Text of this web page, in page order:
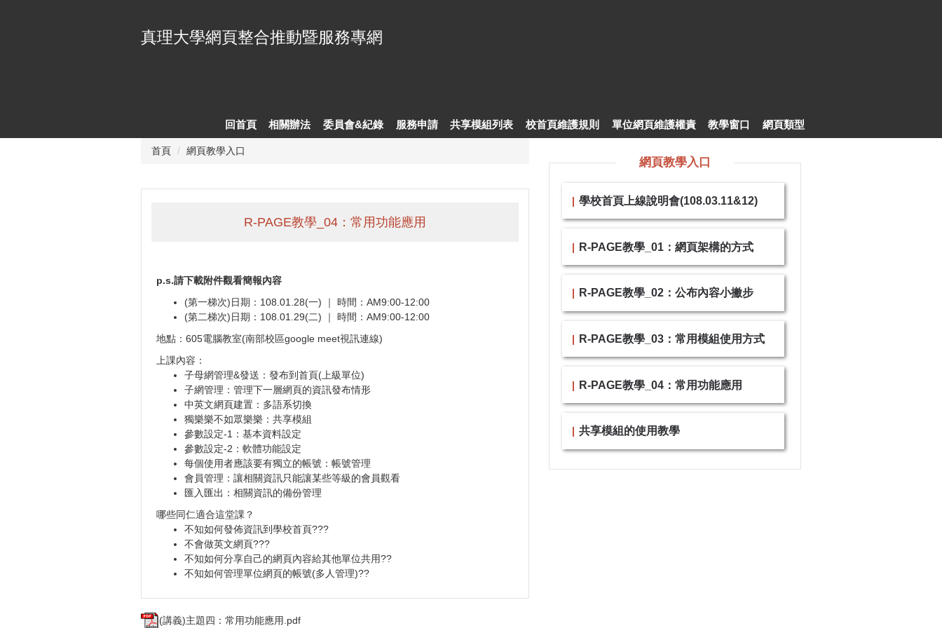
真理大學網頁整合推動暨服務專網
回首頁 相關辦法 委員會&紀錄 服務申請 共享模組列表 校首頁維護規則 單位網頁維護權責 教學窗口 網頁類型
首頁 網頁教學入口
R-PAGE教學_04：常用功能應用
p.s.請下載附件觀看簡報內容
(第一梯次)日期：108.01.28(一) ｜ 時間：AM9:00-12:00
(第二梯次)日期：108.01.29(二) ｜ 時間：AM9:00-12:00
地點：605電腦教室(南部校區google meet視訊連線)
上課內容：
子母網管理&發送：發布到首頁(上級單位)
子網管理：管理下一層網頁的資訊發布情形
中英文網頁建置：多語系切換
獨樂樂不如眾樂樂：共享模組
參數設定-1：基本資料設定
參數設定-2：軟體功能設定
每個使用者應該要有獨立的帳號：帳號管理
會員管理：讓相關資訊只能讓某些等級的會員觀看
匯入匯出：相關資訊的備份管理
哪些同仁適合這堂課？
不知如何發佈資訊到學校首頁???
不會做英文網頁???
不知如何分享自己的網頁內容給其他單位共用??
不知如何管理單位網頁的帳號(多人管理)??
(講義)主題四：常用功能應用.pdf
網頁教學入口
學校首頁上線說明會(108.03.11&12)
R-PAGE教學_01：網頁架構的方式
R-PAGE教學_02：公布內容小撇步
R-PAGE教學_03：常用模組使用方式
R-PAGE教學_04：常用功能應用
共享模組的使用教學